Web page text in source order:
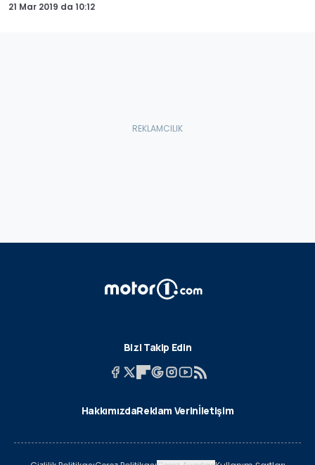
21 Mar 2019 da 10:12
Bizi Takip Edin
HakkımızdaReklam Verinİletişim